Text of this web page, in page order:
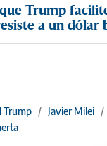
Trump
a un dólar
Trump / Javier Milei /